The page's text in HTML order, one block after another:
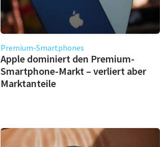
Premium-Smartphones
Apple dominiert den Premium-
Smartphone-Markt – verliert aber
Marktanteile